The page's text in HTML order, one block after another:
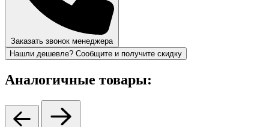
Заказать звонок менеджера
Нашли дешевле? Сообщите и получите скидку
Аналогичные товары: